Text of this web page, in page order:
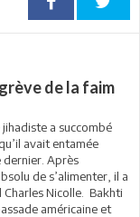
de la faim
a succombé
avait entamée
dernier. Après
de s’alimenter, il a
Charles Nicolle. Bakhti
américaine et